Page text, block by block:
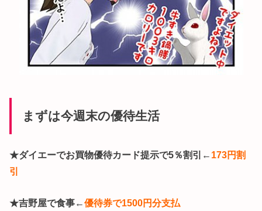
まずは今週末の優待生活
★ダイエーでお買物優待カード提示で5％割引← 173円割
引
★吉野屋で食事←優待券で1500円分支払